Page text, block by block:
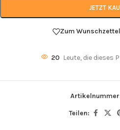
JETZT
Zum
20 Leute, die dieses
Teilen: